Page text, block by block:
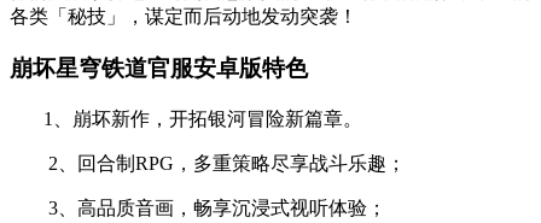
各类「秘技」，谋定而后动地发动突袭！
崩坏星穹铁道官服安卓版特色
1、崩坏新作，开拓银河冒险新篇章。
2、回合制RPG，多重策略尽享战斗乐趣；
3、高品质音画，畅享沉浸式视听体验；